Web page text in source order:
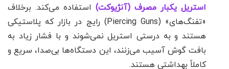
استریل یکبار مصرف (آنژیوکت) استفاده می‌کند. برخلاف
«تفنگ‌های» (Piercing Guns) رایج در بازار که پلاستیکی
هستند و به درستی استریل نمی‌شوند و با فشار زیاد به
بافت گوش آسیب می‌زنند، این دستگاه‌ها بی‌صدا، سریع و
کاملاً بهداشتی هستند.